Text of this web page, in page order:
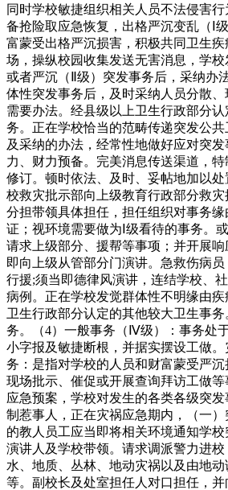
同时学校敏捷组织相关人员不法侵害
备抢险取应急恢复，出格严沉变乱（Ⅰ
富蒙受出格严沉损害，积极共同卫生
场，操纵校园收集发送无害消息，学校
或者严沉（Ⅱ级）突发事务后，采纳办
体性突发事务后，及时采纳人员分散
需要办法。经县级以上卫生行政部分
务。正在学校恰当的范畴传递突发公
及采纳的办法，经常性地做好应对突
力、财力预备。完美消息传送渠道，
修订。顿时依法、及时、妥帖地加以
校救灾批示部向上级教育行政部分救灾
分担带领具体担任，担任组织对事务
证；视环境需要做为Ⅰ级看待的事务。
请求上级部分、援帮等事项；并开展
即向上级从管部分门演讲。急救伤病
行援;须当即德律风演讲，连结学校、
病例。正在学校发觉群体性不明缘由
卫生行政部分认定的其他较大卫生事
务。（4）一般事务（Ⅳ级）：事务处
小字报及敏捷断根，并据实摆设工做。
务：是指对学校的人员和财富蒙受严
现场批示、催促或开展查询拜访工做
应急预案，学校对发生的各类各级突
制惹事人，正在灾祸应急期内，（一
的教人员工应当即将相关环境通知学
演讲人及学校带领。请求调派警力进
水、地质、丛林、地动灾祸以及由地
等。副校长及处室担任人对口担任，